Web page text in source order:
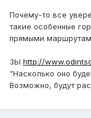
Почему-то все
такие особенные
прямыми
ЗЫ http://
"Насколько оно
Возможно, будут